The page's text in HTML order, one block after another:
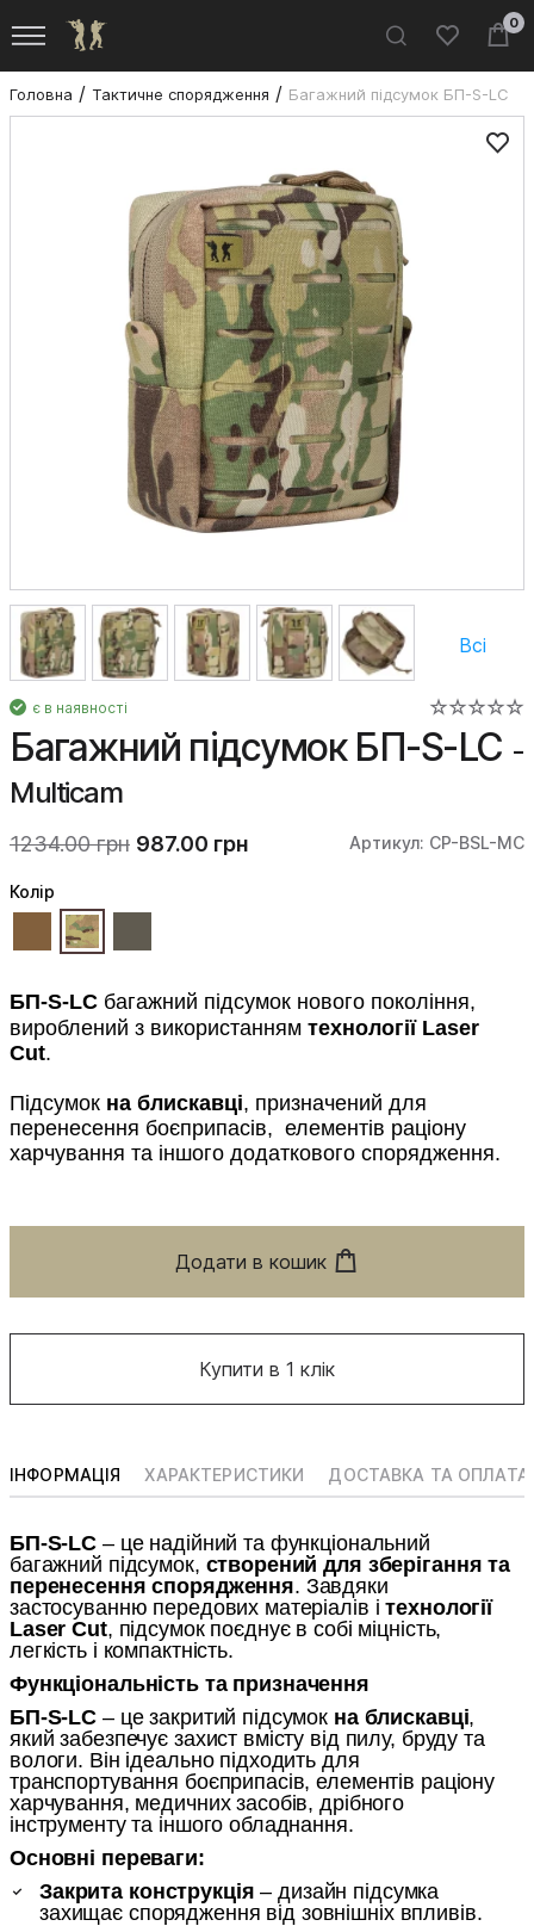
0
Головна Тактичне спорядження Багажний підсумок БП-S-LC
Всі
є в наявності
Багажний підсумок БП-S-LC -
Multicam
1234.00 грн 987.00 грн Артикул: CP-BSL-MC
БП-S-LC багажний підсумок нового покоління,
вироблений з використанням технології Laser
Cut.
Підсумок на блискавці, призначений для
перенесення боєприпасів, елементів раціону
харчування та іншого додаткового спорядження.
Колiр
Додати в кошик
Купити в 1 клік
ІНФОРМАЦІЯ ХАРАКТЕРИСТИКИ ДОСТАВКА ТА ОПЛАТА
БП-S-LC – це надійний та функціональний
багажний підсумок, створений для зберігання та
перенесення спорядження. Завдяки
застосуванню передових матеріалів ітехнології
Laser Cut, підсумок поєднує в собі міцність,
легкість і компактність.
Функціональність та призначення
БП-S-LC – це закритий підсумок на блискавці,
який забезпечує захист вмісту від пилу, бруду та
вологи. Він ідеально підходить для
транспортування боєприпасів, елементів раціону
харчування, медичних засобів, дрібного
інструменту та іншого обладнання.
Основні переваги:
Закрита конструкція – дизайн підсумка
захищає спорядження від зовнішніх впливів.